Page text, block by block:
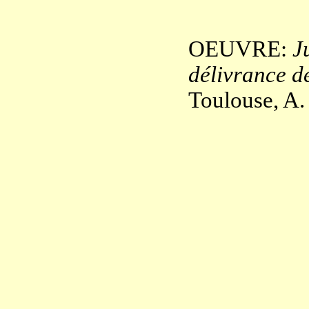
OEUVRE:
délivrance
Toulouse,